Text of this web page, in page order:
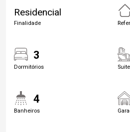
Residencial
Finalidade
3
Dormitórios Suite
4
Banheiros